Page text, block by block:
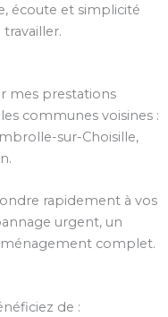
écoute et simplicité
mes prestations
les communes voisines :
sur-Choisille,
rapidement à vos
urgent, un
complet.
de :